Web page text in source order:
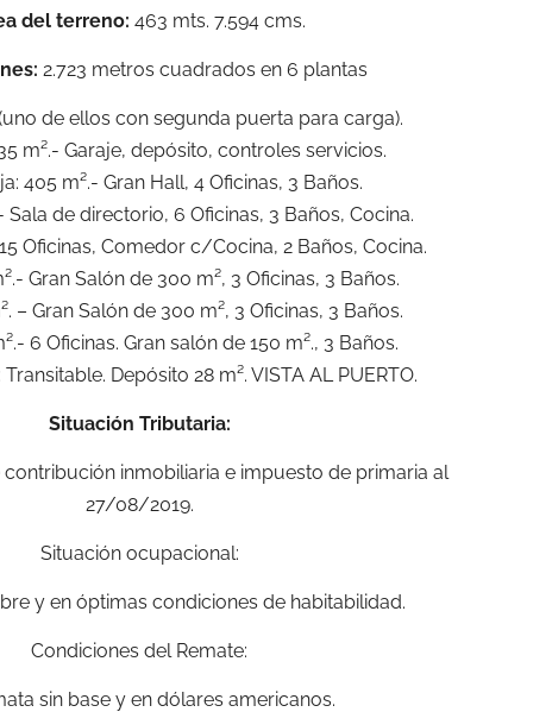
del terreno: 463 mts. 7.594 cms.
2.723 metros cuadrados en 6 plantas
de ellos con segunda puerta para carga).
m².- Garaje, depósito, controles servicios.
405 m².- Gran Hall, 4 Oficinas, 3 Baños.
Sala de directorio, 6 Oficinas, 3 Baños, Cocina.
Oficinas, Comedor c/Cocina, 2 Baños, Cocina.
Gran Salón de 300 m², 3 Oficinas, 3 Baños.
– Gran Salón de 300 m², 3 Oficinas, 3 Baños.
6 Oficinas. Gran salón de 150 m²., 3 Baños.
Depósito 28 m². VISTA AL PUERTO.
Situación Tributaria:
inmobiliaria e impuesto de primaria al
27/08/2019.
Situación ocupacional:
y en óptimas condiciones de habitabilidad.
Condiciones del Remate:
sin base y en dólares americanos.